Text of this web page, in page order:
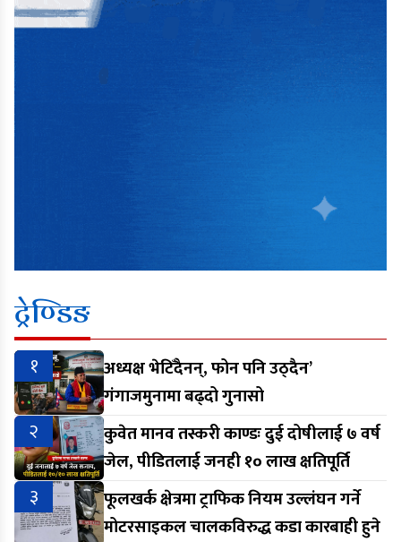
ट्रेण्डिङ
१
अध्यक्ष भेटिँदैनन्, फोन पनि उठ्दैन’
गंगाजमुनामा बढ्दो गुनासो
२
कुवेत मानव तस्करी काण्डः दुई दोषीलाई ७ वर्ष
जेल, पीडितलाई जनही १० लाख क्षतिपूर्ति
३
फूलखर्क क्षेत्रमा ट्राफिक नियम उल्लंघन गर्ने
मोटरसाइकल चालकविरुद्ध कडा कारबाही हुने